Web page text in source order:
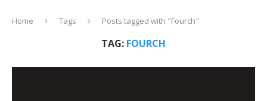
Home Tags Posts tagged with "Fourch"
TAG: FOURCH